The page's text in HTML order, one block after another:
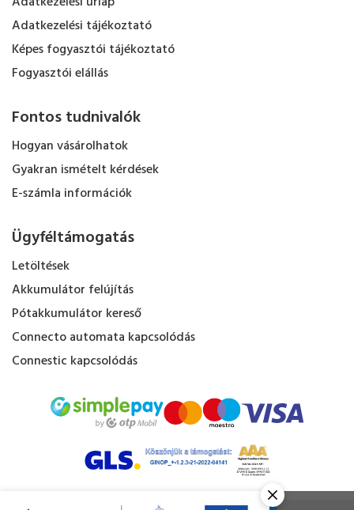
Adatkezelési tájékoztató
Képes fogyasztói tájékoztató
Fogyasztói elállás
Fontos tudnivalók
Hogyan vásárolhatok
Gyakran ismételt kérdések
E-számla információk
Ügyféltámogatás
Letöltések
Akkumulátor felújítás
Pótakkumulátor kereső
Connecto automata kapcsolódás
Connestic kapcsolódás